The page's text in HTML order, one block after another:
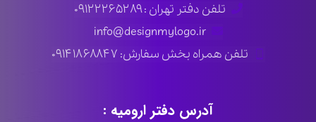
تلفن دفتر تهران : ۰۹۱۲۲۲۶۵۲۸۹
info@designmylogo.ir
تلفن همراه بخش سفارش: ۰۹۱۴۱۸۶۸۸۴۷
آدرس دفتر ارومیه :